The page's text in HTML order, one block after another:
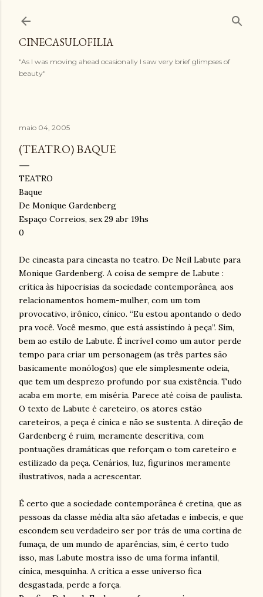
CINECASULOFILIA
"As I was moving ahead ocasionally I saw very brief glimpses of
beauty"
maio 04, 2005
(TEATRO) BAQUE
TEATRO
Baque
De Monique Gardenberg
Espaço Correios, sex 29 abr 19hs
0
De cineasta para cineasta no teatro. De Neil Labute para
Monique Gardenberg. A coisa de sempre de Labute :
crítica às hipocrisias da sociedade contemporânea, aos
relacionamentos homem-mulher, com um tom
provocativo, irônico, cínico. “Eu estou apontando o dedo
pra você. Você mesmo, que está assistindo à peça”. Sim,
bem ao estilo de Labute. É incrível como um autor perde
tempo para criar um personagem (as três partes são
basicamente monólogos) que ele simplesmente odeia,
que tem um desprezo profundo por sua existência. Tudo
acaba em morte, em miséria. Parece até coisa de paulista.
O texto de Labute é careteiro, os atores estão
careteiros, a peça é cínica e não se sustenta. A direção de
Gardenberg é ruim, meramente descritiva, com
pontuações dramáticas que reforçam o tom careteiro e
estilizado da peça. Cenários, luz, figurinos meramente
ilustrativos, nada a acrescentar.
É certo que a sociedade contemporânea é cretina, que as
pessoas da classe média alta são afetadas e imbecis, e que
escondem seu verdadeiro ser por trás de uma cortina de
fumaça, de um mundo de aparências, sim, é certo tudo
isso, mas Labute mostra isso de uma forma infantil,
cínica, mesquinha. A crítica a esse universo fica
desgastada, perde a força.